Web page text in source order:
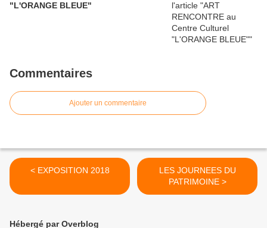
"L'ORANGE BLEUE"
Commentaires
Ajouter un commentaire
< EXPOSITION 2018
LES JOURNEES DU
PATRIMOINE >
Hébergé par Overblog